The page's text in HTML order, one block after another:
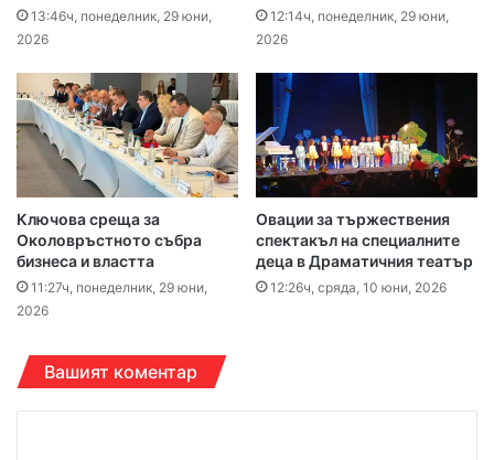
13:46ч, понеделник, 29 юни,
2026
12:14ч, понеделник, 29 юни,
2026
Ключова среща за
Околовръстното събра
бизнеса и властта
11:27ч, понеделник, 29 юни,
2026
Овации за тържествения
спектакъл на специалните
деца в Драматичния театър
12:26ч, сряда, 10 юни, 2026
Вашият коментар